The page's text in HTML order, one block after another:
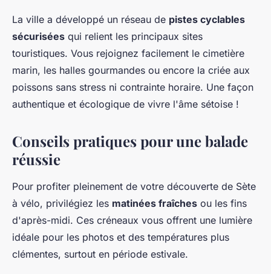
La ville a développé un réseau de pistes cyclables
sécurisées qui relient les principaux sites
touristiques. Vous rejoignez facilement le cimetière
marin, les halles gourmandes ou encore la criée aux
poissons sans stress ni contrainte horaire. Une façon
authentique et écologique de vivre l'âme sétoise !
Conseils pratiques pour une balade
réussie
Pour profiter pleinement de votre découverte de Sète
à vélo, privilégiez les matinées fraîches ou les fins
d'après-midi. Ces créneaux vous offrent une lumière
idéale pour les photos et des températures plus
clémentes, surtout en période estivale.